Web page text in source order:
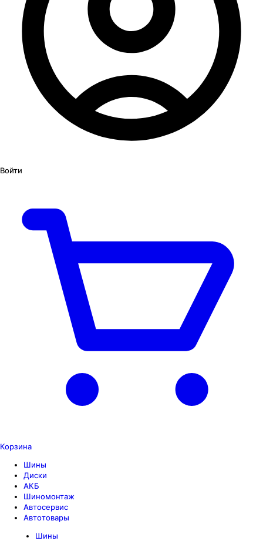
Войти
Корзина
Шины
Диски
АКБ
Шиномонтаж
Автосервис
Автотовары
Шины